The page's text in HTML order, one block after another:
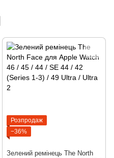
Розпродаж
−36%
Зелений ремінець The North